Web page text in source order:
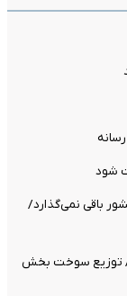
شود
باقی نمی‌گذارد/
به ۵۸ درصد می‌رسد/ توزیع سوخت بخش